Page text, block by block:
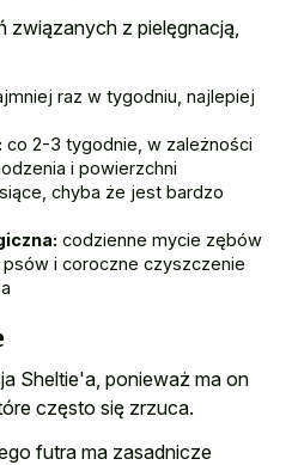
związanych z pielęgnacją,
raz w tygodniu, najlepiej
co 2-3 tygodnie, w zależności
i powierzchni
chyba że jest bardzo
codzienne mycie zębów
i coroczne czyszczenie
Sheltie'a, ponieważ ma on
często się zrzuca.
futra ma zasadnicze